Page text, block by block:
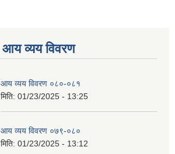
आय व्यय विवरण
आय व्यय विवरण ०८०-०८१
मिति: 01/23/2025 - 13:25
आय व्यय विवरण ०७९-०८०
मिति: 01/23/2025 - 13:12